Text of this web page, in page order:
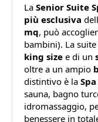
La Senior Suite
più esclusiva
mq, può
bambini). La
king size e di un
oltre a un ampio
distintivo è la
sauna, bagno
idromassaggio,
benessere in